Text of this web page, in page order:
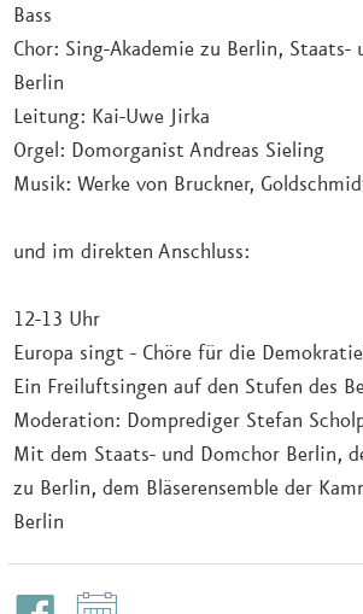
Bass
Chor: Sing-Akademie zu Berlin, Staats-
Berlin
Leitung: Kai-Uwe Jirka
Orgel: Domorganist Andreas Sieling
Musik: Werke von Bruckner,
und im direkten Anschluss:
12-13 Uhr
Europa singt - Chöre für die
Ein Freiluftsingen auf den Stufen des
Moderation: Domprediger Stefan
Mit dem Staats- und Domchor Berlin,
zu Berlin, dem Bläserensemble der
Berlin